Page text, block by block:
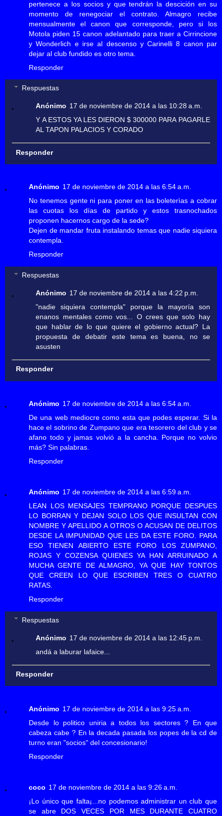
pertenece a los socios y que tendrán la descición en su
momento de renegociar el contrato. Almagro recibe
mensualmente el canon que corresponde, pero si los
Motola piden 15 canon adelantado para traer a Cirrincione
y Wonderlich e irse al descenso y Carinelli 8 canon par
dejar al club fundido es otro tema.
Responder
Respuestas
Anónimo 17 de noviembre de 2014 a las 10:28 a.m.
Y A ESTOS YA LES DIERON $ 300000 PARA PAGARLE
AL TAPON PALACIOS Y CORADO
Responder
Anónimo 17 de noviembre de 2014 a las 6:54 a.m.
No tenemos gente ni para poner en las boleterìas a cobrar
las cuotas los días de partido y estos trasnochados
proponen hacernos cargo de la sede?
Dejen de mandar fruta instalando temas que nadie siquiera
contempla.
Responder
Respuestas
Anónimo 17 de noviembre de 2014 a las 4:22 p.m.
"nadie siquiera contempla" porque la mayoría son
enanos mentales como vos... O crees que solo hay
que hablar de lo que quiere el gobierno actual? La
propuesta de debatir este tema es buena, no se
asusten
Responder
Anónimo 17 de noviembre de 2014 a las 6:54 a.m.
De una web mediocre como esta que podes esperar. Si la
hace el sobrino de Zumpano que era tesorero del club y se
afano todo y jamas volvió a la cancha. Porque no volvio
más? Sin palabras.
Responder
Anónimo 17 de noviembre de 2014 a las 6:59 a.m.
LEAN LOS MENSAJES TEMPRANO PORQUE DESPUES
LO BORRAN Y DEJAN SOLO LOS QUE INSULTAN CON
NOMBRE Y APELLIDO A OTROS O ACUSAN DE DELITOS
DESDE LA IMPUNIDAD QUE LES DA ESTE FORO. PARA
ESO TIENEN ABIERTO ESTE FORO LOS ZUMPANO,
ROJAS Y COZENSA QUIENES YA HAN ARRUINADO A
MUCHA GENTE DE ALMAGRO, YA QUE HAY TONTOS
QUE CREEN LO QUE ESCRIBEN TRES O CUATRO
RATAS.
Responder
Respuestas
Anónimo 17 de noviembre de 2014 a las 12:45 p.m.
andá a laburar lafaice...
Responder
Anónimo 17 de noviembre de 2014 a las 9:25 a.m.
Desde lo politico uniria a todos los sectores ? En que
cabeza cabe ? En la decada pasada los popes de la cd de
turno eran "socios" del concesionario!
Responder
coco 17 de noviembre de 2014 a las 9:26 a.m.
¡Lo único que falta¡...no podemos administrar un club que
se abre DOS VECES POR MES DURANTE CUATRO